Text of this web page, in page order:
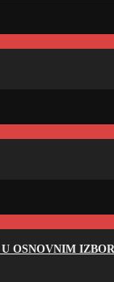
OSNOVNIM